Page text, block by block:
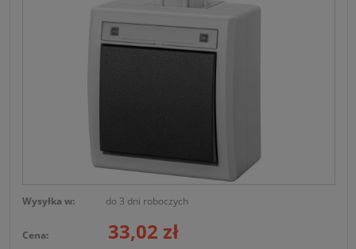
Wysyłka w: do 3 dni roboczych
Cena: 33,02 zł